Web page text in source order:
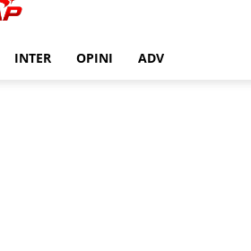
INTER OPINI ADV